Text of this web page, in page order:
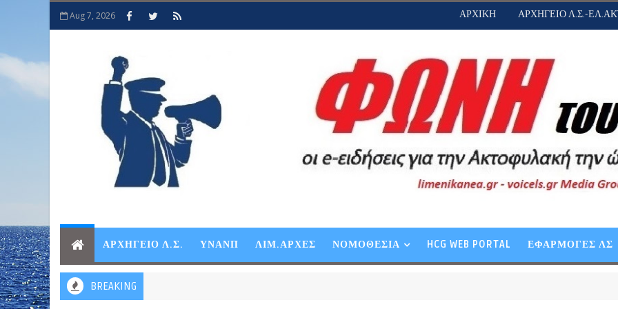
Aug 7, 2026 ΑΡΧΙΚΗ ΑΡΧΗΓΕΙΟ Λ.Σ.-
ΑΡΧΗΓΕΙΟ Λ.Σ. ΥΝΑΝΠ ΛΙΜ.ΑΡΧΕΣ ΝΟΜΟΘΕΣΙΑ HCG WEB PORTAL ΕΦΑΡΜΟΓΕΣ ΛΣ
BREAKING